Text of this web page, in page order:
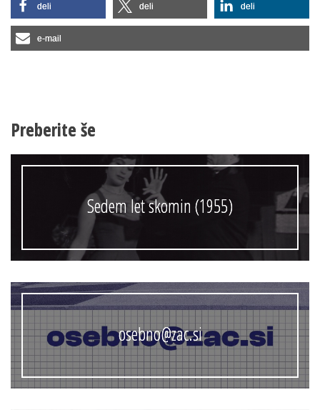
deli deli deli
e-mail
Preberite še
Sedem let skomin (1955)
osebno@zac.si